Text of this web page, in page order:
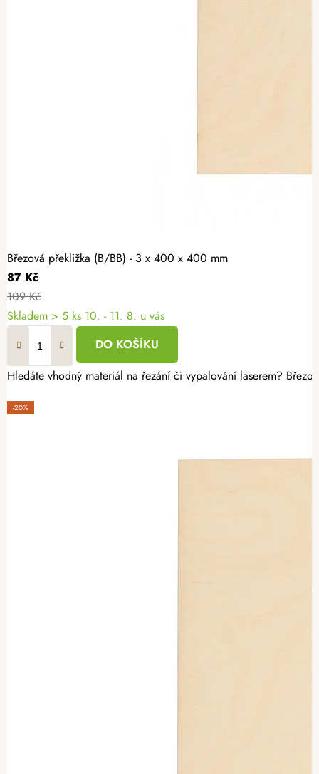
Březová překližka (B/BB) - 3 x 400 x 400 mm
87 Kč
109 Kč
Skladem > 5 ks 10. - 11. 8. u vás
DO KOŠÍKU
Hledáte vhodný materiál na řezání či vypalování laserem?
-20%